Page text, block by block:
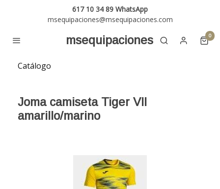
617 10 34 89 WhatsApp
msequipaciones@msequipaciones.com
msequipaciones 0
Catálogo
Joma camiseta Tiger VII
amarillo/marino